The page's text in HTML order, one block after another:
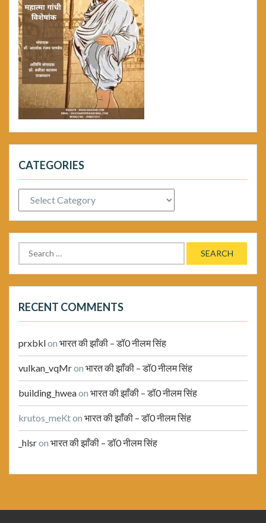
CATEGORIES
Categories
Search
for:
RECENT COMMENTS
prxbklon भारत की झाँकी – डॉ0 नीलम सिंह
vulkan_vqMron भारत की झाँकी – डॉ0 नीलम सिंह
building_hweaon भारत की झाँकी – डॉ0 नीलम सिंह
krutos_meKton भारत की झाँकी – डॉ0 नीलम सिंह
_hlsron भारत की झाँकी – डॉ0 नीलम सिंह